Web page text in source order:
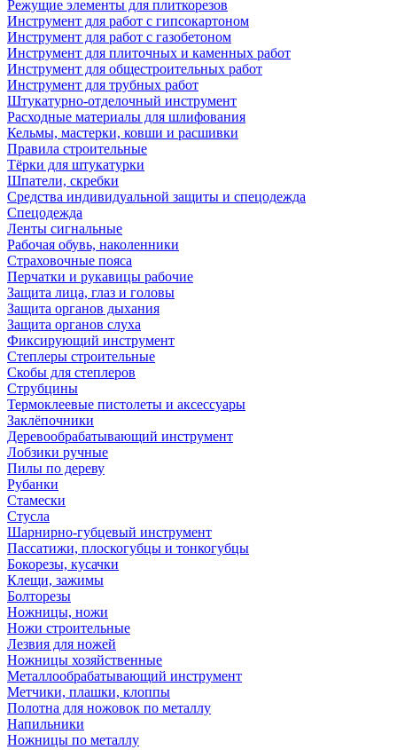
Режущие элементы для плиткорезов
Инструмент для работ с гипсокартоном
Инструмент для работ с газобетоном
Инструмент для плиточных и каменных работ
Инструмент для общестроительных работ
Инструмент для трубных работ
Штукатурно-отделочный инструмент
Расходные материалы для шлифования
Кельмы, мастерки, ковши и расшивки
Правила строительные
Тёрки для штукатурки
Шпатели, скребки
Средства индивидуальной защиты и спецодежда
Спецодежда
Ленты сигнальные
Рабочая обувь, наколенники
Страховочные пояса
Перчатки и рукавицы рабочие
Защита лица, глаз и головы
Защита органов дыхания
Защита органов слуха
Фиксирующий инструмент
Степлеры строительные
Скобы для степлеров
Струбцины
Термоклеевые пистолеты и аксессуары
Заклёпочники
Деревообрабатывающий инструмент
Лобзики ручные
Пилы по дереву
Рубанки
Стамески
Стусла
Шарнирно-губцевый инструмент
Пассатижи, плоскогубцы и тонкогубцы
Бокорезы, кусачки
Клещи, зажимы
Болторезы
Ножницы, ножи
Ножи строительные
Лезвия для ножей
Ножницы хозяйственные
Металлообрабатывающий инструмент
Метчики, плашки, клоппы
Полотна для ножовок по металлу
Напильники
Ножницы по металлу